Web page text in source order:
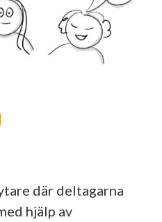
där deltagarna
hjälp av